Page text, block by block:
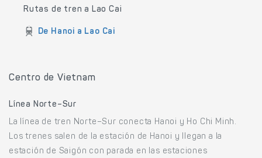
Rutas de tren a Lao Cai
De Hanoi a Lao Cai
Centro de Vietnam
Línea Norte–Sur
La línea de tren Norte–Sur conecta Hanoi y Ho Chi Minh.
Los trenes salen de la estación de Hanoi y llegan a la
estación de Saigón con parada en las estaciones